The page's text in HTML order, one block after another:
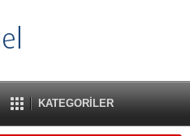
KATEGORİLER